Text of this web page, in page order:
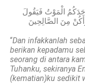
الْمَوْتُ فَيَقُولَ
مِنَ الصَّالِحِينَ
“Dan infakkanlah
berikan kepadamu
seorang di antara
Tuhanku, sekiranya
(kematian)ku sedikit